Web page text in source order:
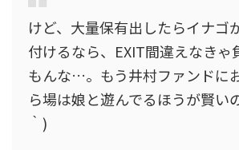
けど、大量保有出したらイナゴ
付けるなら、EXIT間違えなきゃ
もんな…。もう井村ファンドに
ら場は娘と遊んでるほうが賢
｀)